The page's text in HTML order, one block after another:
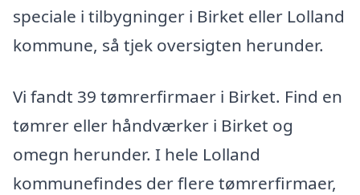
speciale i tilbygninger i Birket eller Lolland
kommune, så tjek oversigten herunder.
Vi fandt 39 tømrerfirmaer i Birket. Find en
tømrer eller håndværker i Birket og
omegn herunder. I hele Lolland
kommunefindes der flere tømrerfirmaer,